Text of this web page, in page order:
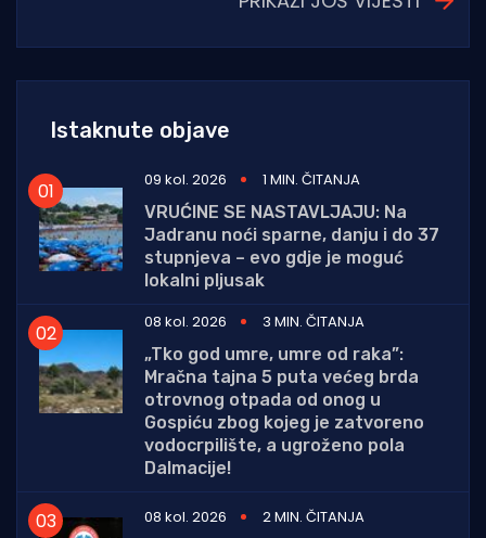
Istaknute objave
09 kol. 2026
1 MIN. ČITANJA
VRUĆINE SE NASTAVLJAJU: Na
Jadranu noći sparne, danju i do 37
stupnjeva – evo gdje je moguć
lokalni pljusak
08 kol. 2026
3 MIN. ČITANJA
„Tko god umre, umre od raka”:
Mračna tajna 5 puta većeg brda
otrovnog otpada od onog u
Gospiću zbog kojeg je zatvoreno
vodocrpilište, a ugroženo pola
Dalmacije!
08 kol. 2026
2 MIN. ČITANJA